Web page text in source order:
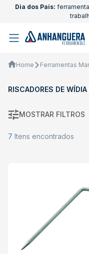
Dia dos Pais:
Home Ferramentas
RISCADORES DE
MOSTRAR FILTROS
7 Itens encontrados